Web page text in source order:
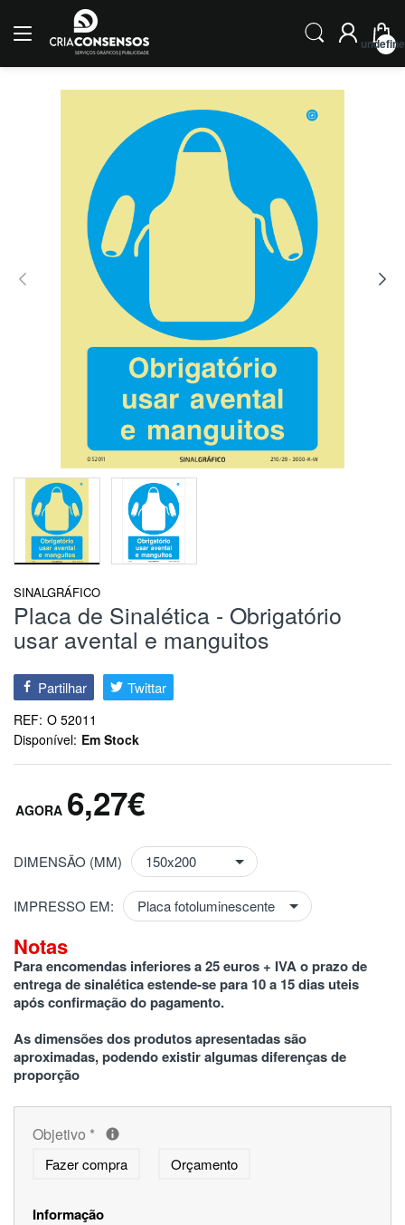
SINALGRÁFICO
Placa de Sinalética - Obrigatório
usar avental e manguitos
Partilhar Twittar
REF: O 52011
Disponível: Em Stock
6,27€
DIMENSÃO (MM)
IMPRESSO EM:
Notas
Para encomendas inferiores a 25 euros + IVA o prazo de
entrega de sinalética estende-se para 10 a 15 dias uteis
após confirmação do pagamento.
As dimensões dos produtos apresentadas são
aproximadas, podendo existir algumas diferenças de
proporção
Objetivo *
Fazer compra Orçamento
Informação